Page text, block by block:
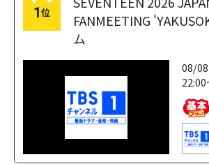
1位
FANMEETING
ム
08/